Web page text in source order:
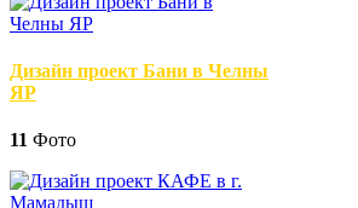
Дизайн проект Бани в Челны
ЯР
11 Фото